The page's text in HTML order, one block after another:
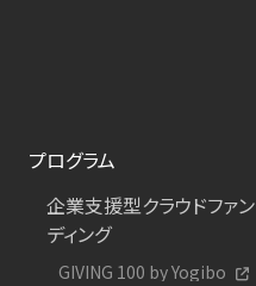
プログラム
企業支援型クラウドファン
ディング
GIVING 100 by Yogibo